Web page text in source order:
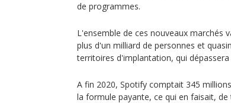
de programmes.
L'ensemble de ces nouveaux marchés
plus d'un milliard de personnes et
territoires d'implantation, qui dépassera
A fin 2020, Spotify comptait 345
la formule payante, ce qui en faisait,